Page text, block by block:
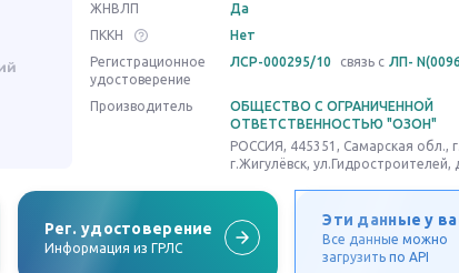
ЖНВЛП
Да
ПККН
Нет
Регистрационное
удостоверение
ЛСР-000295/10 связь с ЛП-
Производитель
ОБЩЕСТВО С ОГРАНИЧЕННОЙ
ОТВЕТСТВЕННОСТЬЮ "ОЗОН"
РОССИЯ, 445351, Самарская обл.,
г.Жигулёвск, ул.Гидростроителей,
Рег. удостоверение
Информация из ГРЛС
Эти данные у
Все данные можно
загрузить по API